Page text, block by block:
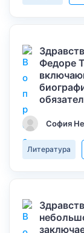
Федоре
София
Литература